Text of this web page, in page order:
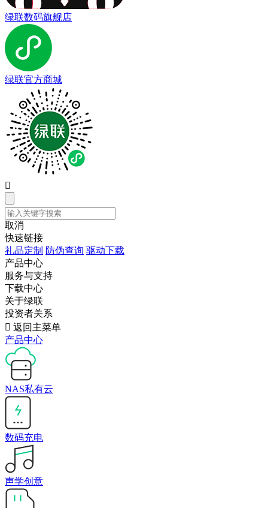
绿联数码旗舰店
绿联官方商城

取消
快速链接
礼品定制 防伪查询 驱动下载
产品中心
服务与支持
下载中心
关于绿联
投资者关系
 返回主菜单
产品中心
NAS私有云
数码充电
声学创意